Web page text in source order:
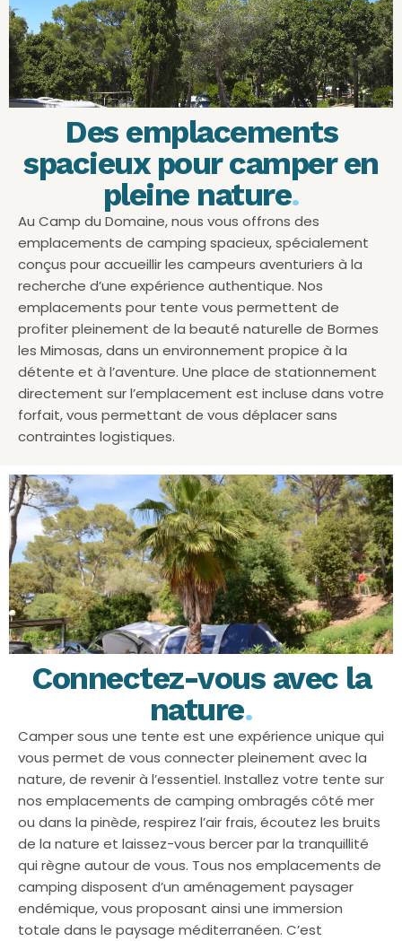
Des emplacements
spacieux pour camper en
pleine nature.
Au Camp du Domaine, nous vous offrons des
emplacements de camping spacieux, spécialement
conçus pour accueillir les campeurs aventuriers à la
recherche d’une expérience authentique. Nos
emplacements pour tente vous permettent de
profiter pleinement de la beauté naturelle de Bormes
les Mimosas, dans un environnement propice à la
détente et à l’aventure. Une place de stationnement
directement sur l’emplacement est incluse dans votre
forfait, vous permettant de vous déplacer sans
contraintes logistiques.
Connectez-vous avec la
nature.
Camper sous une tente est une expérience unique qui
vous permet de vous connecter pleinement avec la
nature, de revenir à l’essentiel. Installez votre tente sur
nos emplacements de camping ombragés côté mer
ou dans la pinède, respirez l’air frais, écoutez les bruits
de la nature et laissez-vous bercer par la tranquillité
qui règne autour de vous. Tous nos emplacements de
camping disposent d’un aménagement paysager
endémique, vous proposant ainsi une immersion
totale dans le paysage méditerranéen. C’est